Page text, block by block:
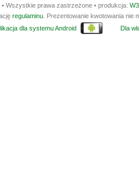
Wszystkie prawa zastrzeżone • produkcja:
regulaminu . Prezentowanie kwotowania
dla systemu Android Dla